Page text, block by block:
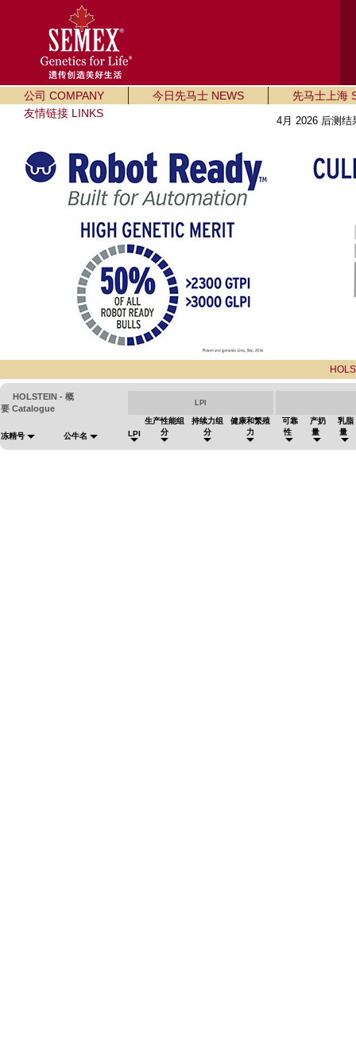
公司 COMPANY 今日先马士 NEWS
先马士上海
友情链接 LINKS
4月 2026 后测
HOLSTEIN - 概
要 Catalogue
LPI
冻精号 公牛名 LPI
生产性能组
分
持续力组
分
健康和繁殖
力
可靠
性
产奶
量
乳脂
量